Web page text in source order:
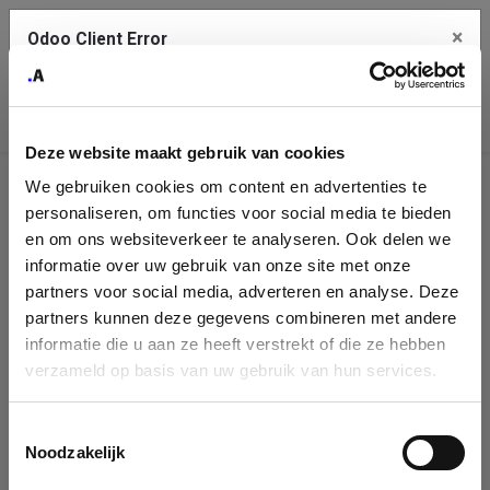
Deze website maakt gebruik van cookies
We gebruiken cookies om content en advertenties te
personaliseren, om functies voor social media te bieden
en om ons websiteverkeer te analyseren. Ook delen we
informatie over uw gebruik van onze site met onze
partners voor social media, adverteren en analyse. Deze
partners kunnen deze gegevens combineren met andere
informatie die u aan ze heeft verstrekt of die ze hebben
verzameld op basis van uw gebruik van hun services.
Noodzakelijk
Company
Identification
Please fill in your company details
You can search a company in our database by name, VAT or
enterprise ID. When a company is selected it will auto-complete the
form. If you don't find your company in our database, you can create
Odoo Client Error ×
service.
See details
Ok